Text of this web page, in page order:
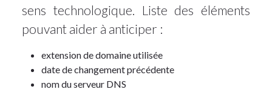
sens technologique. Liste des éléments
pouvant aider à anticiper :
extension de domaine utilisée
date de changement précédente
nom du serveur DNS